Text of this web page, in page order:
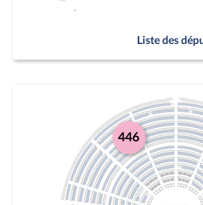
Liste des
446